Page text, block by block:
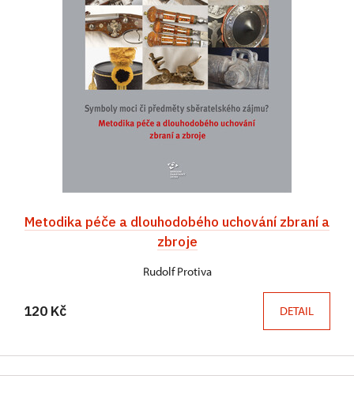
Metodika péče a dlouhodobého uchování zbraní a
zbroje
Rudolf Protiva
120 Kč DETAIL